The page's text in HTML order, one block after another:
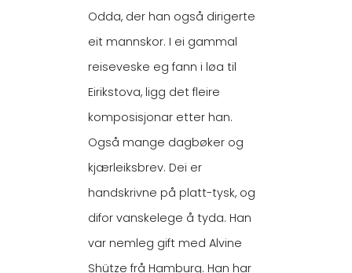
Odda, der han også dirigerte
eit mannskor. I ei gammal
reiseveske eg fann i løa til
Eirikstova, ligg det fleire
komposisjonar etter han.
Også mange dagbøker og
kjærleiksbrev. Dei er
handskrivne på platt-tysk, og
difor vanskelege å tyda. Han
var nemleg gift med Alvine
Shütze frå Hamburg. Han har